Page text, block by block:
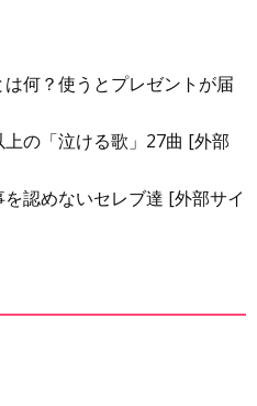
何？使うとプレゼントが届
の「泣ける歌」27曲 [外部
認めないセレブ達 [外部サイ